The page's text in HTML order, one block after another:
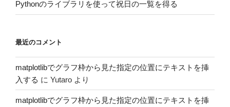
Pythonのライブラリを使って祝日の一覧を得る
最近のコメント
matplotlibでグラフ枠から見た指定の位置にテキストを挿
入する に Yutaro より
matplotlibでグラフ枠から見た指定の位置にテキストを挿